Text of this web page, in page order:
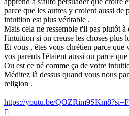
parce que les autres y croient aussi de
intuition est plus véritable .
Mais cela ne ressemble t'il pas plutôt
l'intuition si on creuse les choses plus
Et vous , êtes vous chrétien parce que
vos parents l'étaient aussi ou parce
Ou est ce né comme ça de votre
Méditez là dessus quand vous nous
religion .
https://youtu.be/